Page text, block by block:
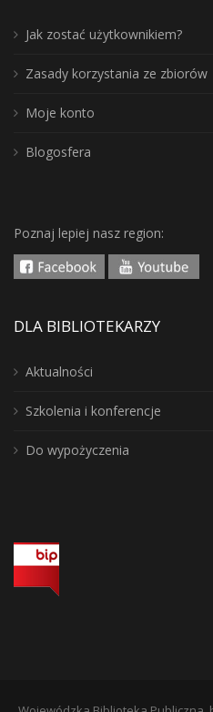
Jak zostać użytkownikiem?
Zasady korzystania ze zbiorów
Moje konto
Blogosfera
Poznaj lepiej nasz region:
DLA BIBLIOTEKARZY
Aktualności
Szkolenia i konferencje
Do wypożyczenia